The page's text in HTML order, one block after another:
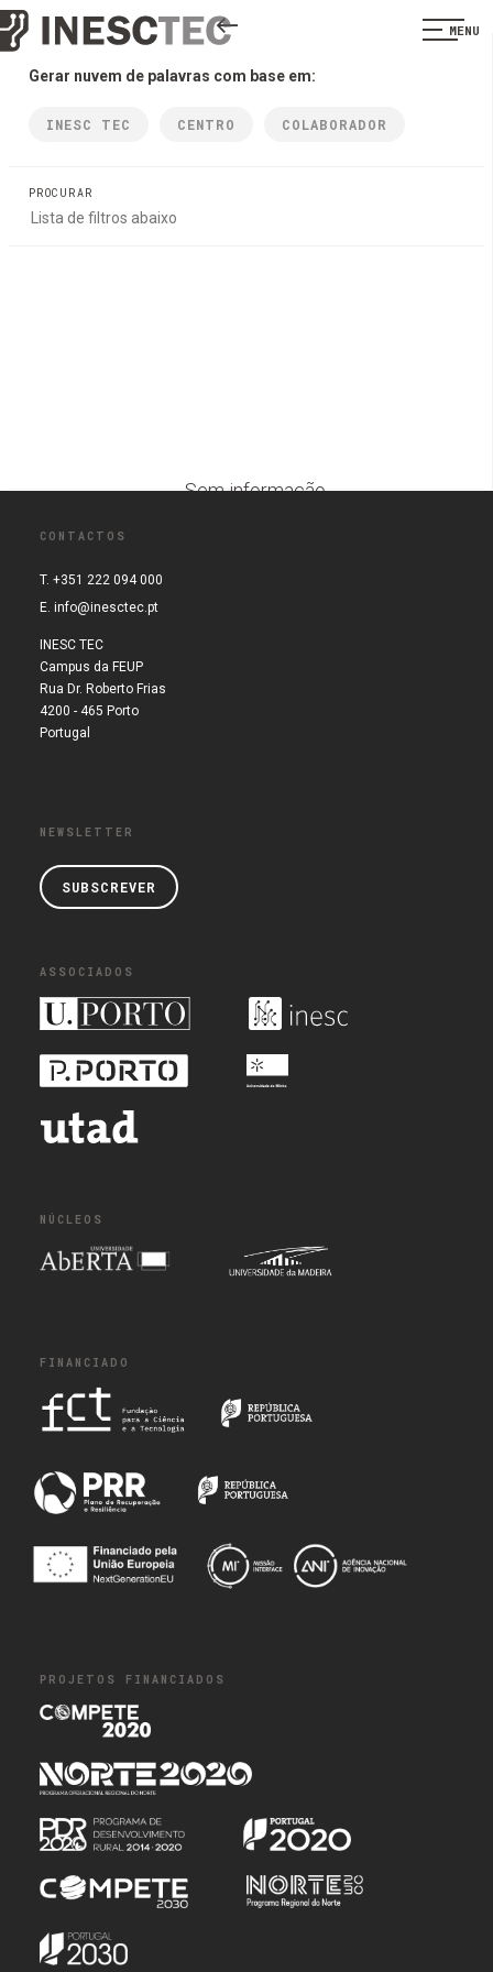
MENU
Gerar nuvem de palavras com base em:
INESC TEC CENTRO COLABORADOR
PROCURAR
Sem informação
CONTACTOS
T. +351 222 094 000
E. info@inesctec.pt
INESC TEC
Campus da FEUP
Rua Dr. Roberto Frias
4200 - 465 Porto
Portugal
NEWSLETTER
SUBSCREVER
ASSOCIADOS
NÚCLEOS
FINANCIADO
PROJETOS FINANCIADOS